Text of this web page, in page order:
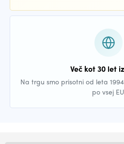
Več kot 30 let
Na trgu smo prisotni od leta
po vsej